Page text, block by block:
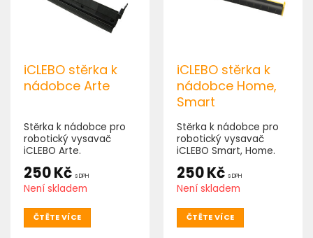
iCLEBO stěrka k
nádobce Arte
Stěrka k nádobce pro
robotický vysavač
iCLEBO Arte.
250Kč s DPH
Není skladem
ČTĚTE VÍCE
iCLEBO stěrka k
nádobce Home,
Smart
Stěrka k nádobce pro
robotický vysavač
iCLEBO Smart, Home.
250Kč s DPH
Není skladem
ČTĚTE VÍCE